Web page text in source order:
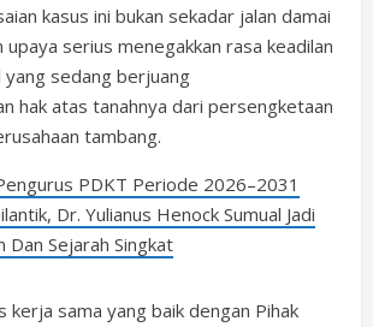
kasus ini bukan sekadar jalan damai
upaya serius menegakkan rasa keadilan
yang sedang berjuang
hak atas tanahnya dari persengketaan
tambang.
PDKT Periode 2026–2031
Dr. Yulianus Henock Sumual Jadi
Dan Sejarah Singkat
kerja sama yang baik dengan Pihak